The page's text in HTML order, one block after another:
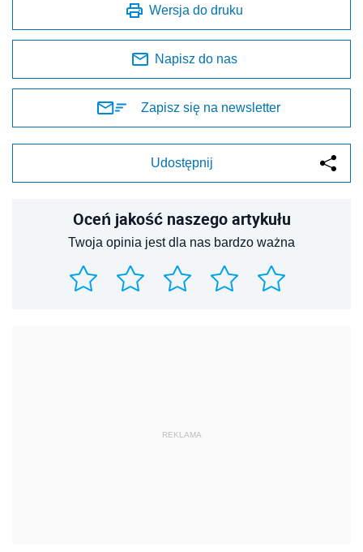
Wersja do druku
Napisz do nas
Zapisz się na newsletter
Udostępnij
Oceń jakość naszego artykułu
Twoja opinia jest dla nas bardzo ważna
REKLAMA